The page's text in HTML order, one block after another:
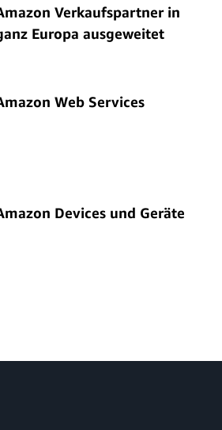
Verkaufspartner in
Europa ausgeweitet
Web Services
Devices und Geräte